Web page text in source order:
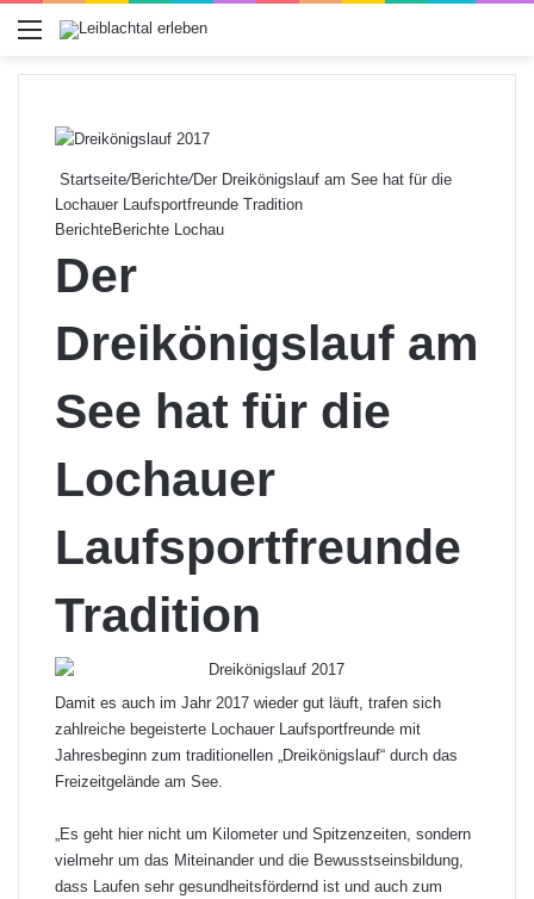
Menü
Startseite/Berichte/Der Dreikönigslauf am See hat für die
Lochauer Laufsportfreunde Tradition
BerichteBerichte Lochau
Der
Dreikönigslauf am
See hat für die
Lochauer
Laufsportfreunde
Tradition
Damit es auch im Jahr 2017 wieder gut läuft, trafen sich
zahlreiche begeisterte Lochauer Laufsportfreunde mit
Jahresbeginn zum traditionellen „Dreikönigslauf“ durch das
Freizeitgelände am See.
„Es geht hier nicht um Kilometer und Spitzenzeiten, sondern
vielmehr um das Miteinander und die Bewusstseinsbildung,
dass Laufen sehr gesundheitsfördernd ist und auch zum